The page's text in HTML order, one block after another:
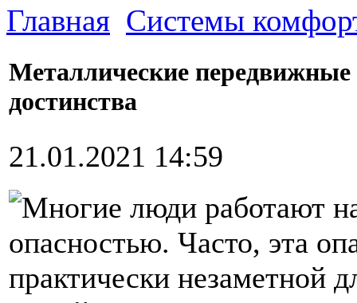
Главная Системы
Металлические передвижные
достинства
21.01.2021 14:59
Многие люди работают
опасностью. Часто, эта
практически незаметной